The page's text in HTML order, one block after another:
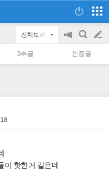
전체보기
공
on/off
검
색
글
쓰
3추글 인증글
이 핫한거 같은데